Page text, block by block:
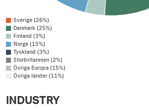
Sverige (26%)
Danmark (25%)
Finland (3%)
Norge (15%)
Tyskland (3%)
Storbritannien (2%)
Övriga Europa (15%)
Övriga länder (11%)
INDUSTRY